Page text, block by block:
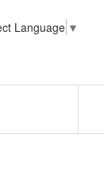
Language ▼